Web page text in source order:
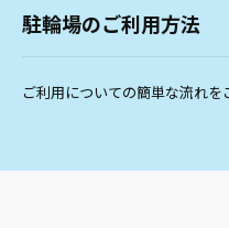
駐輪場のご利用方法
ご利用についての簡単な流れを